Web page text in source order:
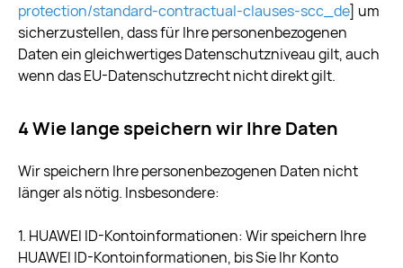
protection/standard-contractual-clauses-scc_de] um
sicherzustellen, dass für Ihre personenbezogenen
Daten ein gleichwertiges Datenschutzniveau gilt, auch
wenn das EU-Datenschutzrecht nicht direkt gilt.
4 Wie lange speichern wir Ihre Daten
Wir speichern Ihre personenbezogenen Daten nicht
länger als nötig. Insbesondere:
1. HUAWEI ID-Kontoinformationen: Wir speichern Ihre
HUAWEI ID-Kontoinformationen, bis Sie Ihr Konto